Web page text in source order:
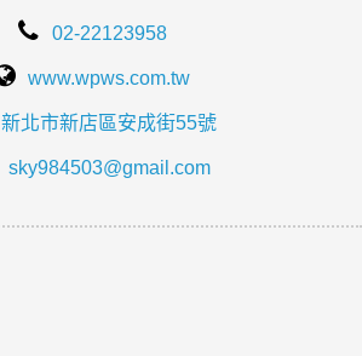
02-22123958
www.wpws.com.tw
新北市新店區安成街55號
sky984503@gmail.com